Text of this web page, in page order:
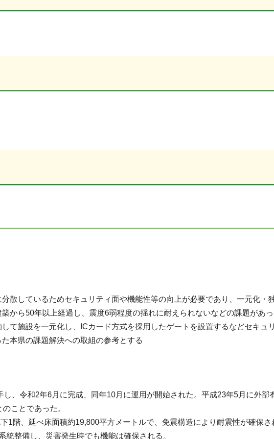
しているためセキュリティ面や機能性等の向上が必要であり、一元化・
ら50年以上経過し、震度6弱程度の揺れに耐えられないなどの課題があっ
施設を一元化し、ICカード方式を採用したゲートを設置するなどセキュ
本県の課題解決への取組の参考とする
、令和2年6月に完成、同年10月に運用が開始された。平成23年5月に外部
ことであった。
階、延べ床面積約19,800平方メートルで、免震構造により耐震性が確保
整備し、災害発生時でも機能は確保される。